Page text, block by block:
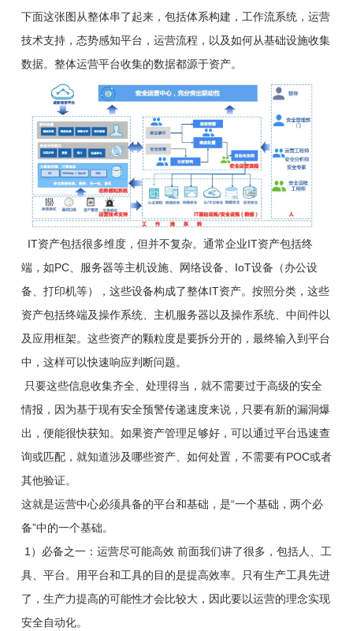
下面这张图从整体串了起来，包括体系构建，工作流系统，运营
技术支持，态势感知平台，运营流程，以及如何从基础设施收集
数据。整体运营平台收集的数据都源于资产。
IT资产包括很多维度，但并不复杂。通常企业IT资产包括终
端，如PC、服务器等主机设施、网络设备、IoT设备（办公设
备、打印机等），这些设备构成了整体IT资产。按照分类，这些
资产包括终端及操作系统、主机服务器以及操作系统、中间件以
及应用框架。这些资产的颗粒度是要拆分开的，最终输入到平台
中，这样可以快速响应判断问题。
只要这些信息收集齐全、处理得当，就不需要过于高级的安全
情报，因为基于现有安全预警传递速度来说，只要有新的漏洞爆
出，便能很快获知。如果资产管理足够好，可以通过平台迅速查
询或匹配，就知道涉及哪些资产、如何处置，不需要有POC或者
其他验证。
这就是运营中心必须具备的平台和基础，是“一个基础，两个必
备”中的一个基础。
1）必备之一：运营尽可能高效 前面我们讲了很多，包括人、工
具、平台。用平台和工具的目的是提高效率。只有生产工具先进
了，生产力提高的可能性才会比较大，因此要以运营的理念实现
安全自动化。